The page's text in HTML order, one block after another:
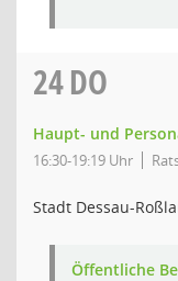
24DO
Haupt- und
16:30-19:19 Uhr
Stadt Dessau-
Öffentliche